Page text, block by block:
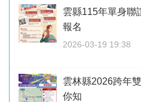
雲縣115年單身
報名
2026-03-19 19:38
雲林縣2026跨年
你知